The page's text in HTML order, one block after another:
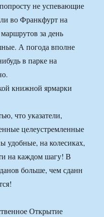
не успевающие
во Франкфурт на
за день
А погода вполне
в парке на
что указатели,
целеустремленные
удобные, на колесиках,
на каждом шагу! В
больше, чем сданн
Открытие